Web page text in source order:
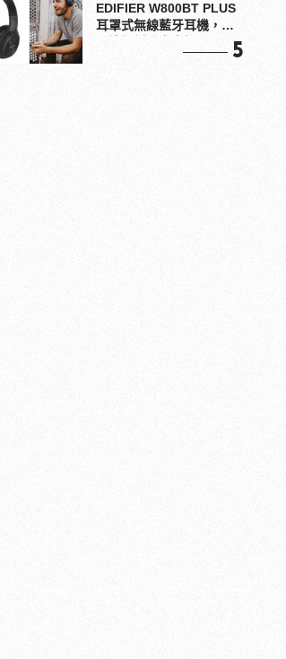
EDIFIER W800BT PLUS
耳罩式無線藍牙耳機，在
5